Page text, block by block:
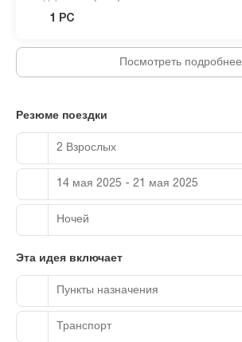
1 PC
Посмотреть подробнее
Резюме поездки
2 Взрослых
14 мая 2025 - 21 мая 2025
Ночей
Эта идея включает
Пункты назначения
Транспорт